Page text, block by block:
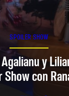
SPOILER SHOW
y
Show con